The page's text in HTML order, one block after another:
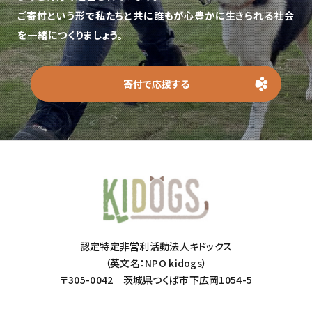
ご寄付という形で私たちと共に誰もが心豊かに生きられる社会
を一緒につくりましょう。
寄付で応援する
認定特定非営利活動法人キドックス
（英文名：NPO kidogs）
〒305-0042 茨城県つくば市下広岡1054-5